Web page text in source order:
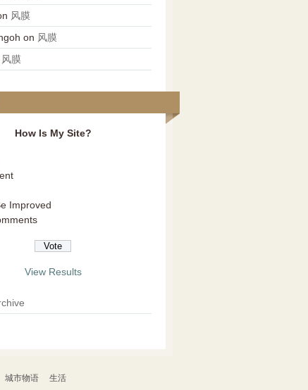
风膜
on 风膜
风膜
How Is My Site?
Improved
View Results
城市物语 生活